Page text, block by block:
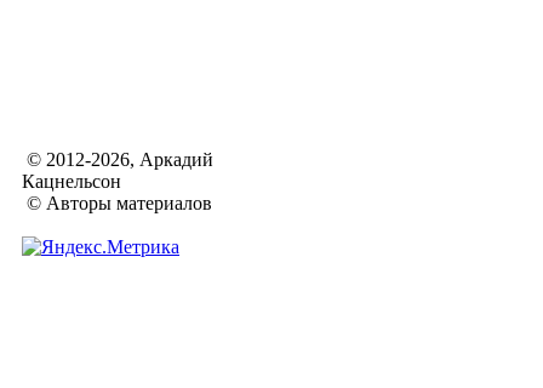
© 2012-2026, Аркадий
Кацнельсон
© Авторы материалов